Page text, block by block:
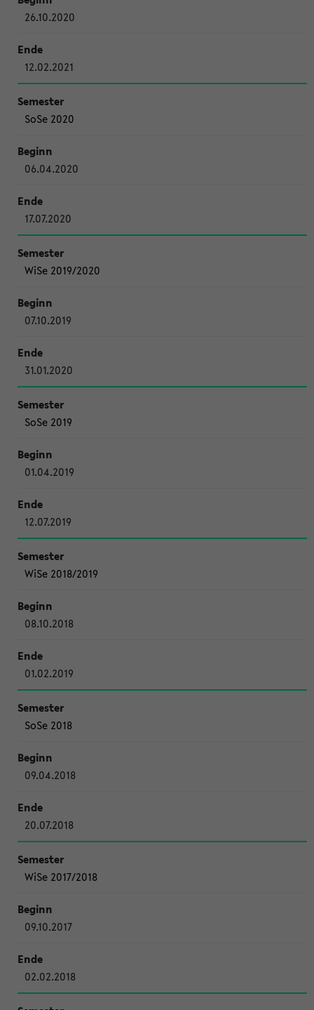
26.10.2020
12.02.2021
SoSe 2020
06.04.2020
17.07.2020
WiSe 2019/2020
07.10.2019
31.01.2020
SoSe 2019
01.04.2019
12.07.2019
WiSe 2018/2019
08.10.2018
01.02.2019
SoSe 2018
09.04.2018
20.07.2018
WiSe 2017/2018
09.10.2017
02.02.2018